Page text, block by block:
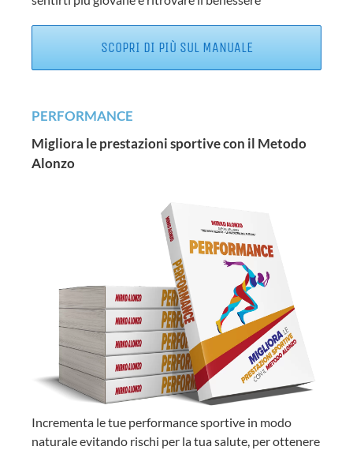
sentirti più giovane e ritrovare il benessere
SCOPRI DI PIÙ SUL MANUALE
PERFORMANCE
Migliora le prestazioni sportive con il Metodo
Alonzo
Incrementa le tue performance sportive in modo